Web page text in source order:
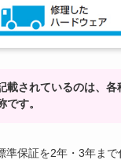
載されているのは、
です。
準保証を2年・3年ま